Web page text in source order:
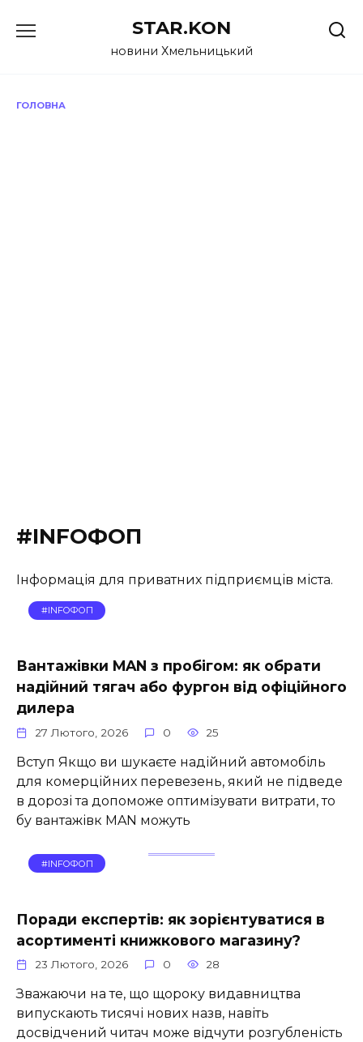
до
STAR.KON
новини Хмельницький
ГОЛОВНА
#INFOФОП
Інформація для приватних підприємців міста.
#INFOФОП
Вантажівки MAN з пробігом: як обрати
надійний тягач або фургон від офіційного
дилера
27 Лютого, 2026 0 25
Вступ Якщо ви шукаєте надійний автомобіль
для комерційних перевезень, який не підведе
в дорозі та допоможе оптимізувати витрати, то
бу вантажівк MAN можуть
#INFOФОП
Поради експертів: як зорієнтуватися в
асортименті книжкового магазину?
23 Лютого, 2026 0 28
Зважаючи на те, що щороку видавництва
випускають тисячі нових назв, навіть
досвідчений читач може відчути розгубленість